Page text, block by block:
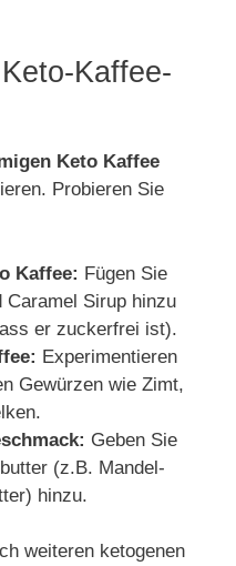
Kaffee-
Keto Kaffee
Probieren Sie
Kaffee: Fügen Sie
Caramel Sirup hinzu
er zuckerfrei ist).
Experimentieren
Gewürzen wie Zimt,
Geben Sie
(z.B. Mandel-
hinzu.
weiteren ketogenen